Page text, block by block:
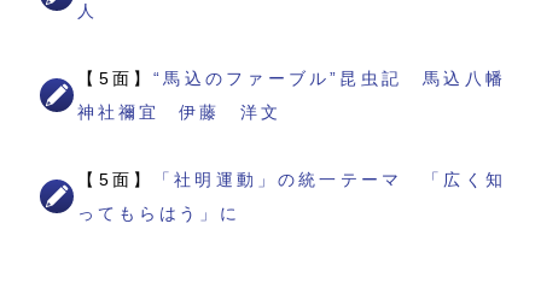
人
【5面】“馬込のファーブル”昆虫記 馬込八幡
神社禰宜 伊藤 洋文
【5面】
「社明運動」の統一テーマ 「広く知
ってもらはう」に